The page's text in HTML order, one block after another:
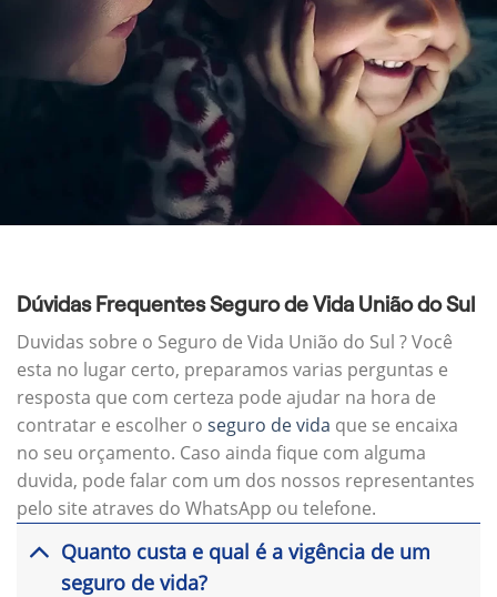
Dúvidas Frequentes Seguro de Vida União do Sul
Duvidas sobre o Seguro de Vida União do Sul ? Você
esta no lugar certo, preparamos varias perguntas e
resposta que com certeza pode ajudar na hora de
contratar e escolher o seguro de vida que se encaixa
no seu orçamento. Caso ainda fique com alguma
duvida, pode falar com um dos nossos representantes
pelo site atraves do WhatsApp ou telefone.
Quanto custa e qual é a vigência de um
seguro de vida?